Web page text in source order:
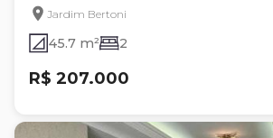
Jardim Bertoni
45.7 m² 2
R$ 207.000